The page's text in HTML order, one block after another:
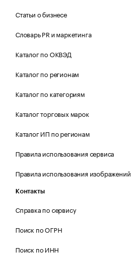
Статьи о бизнесе
Словарь PR и маркетинга
Каталог по ОКВЭД
Каталог по регионам
Каталог по категориям
Каталог торговых марок
Каталог ИП по регионам
Правила использования сервиса
Правила использования изображений
Контакты
Справка по сервису
Поиск по ОГРН
Поиск по ИНН